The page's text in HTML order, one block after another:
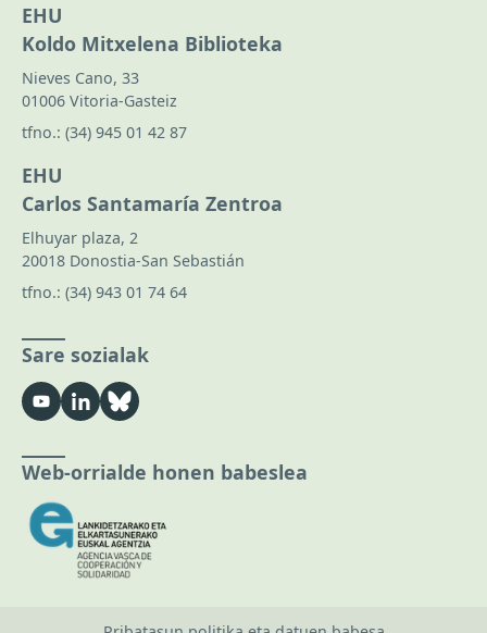
EHU
Koldo Mitxelena Biblioteka
Nieves Cano, 33
01006 Vitoria-Gasteiz
tfno.: (34) 945 01 42 87
EHU
Carlos Santamaría Zentroa
Elhuyar plaza, 2
20018 Donostia-San Sebastián
tfno.: (34) 943 01 74 64
Sare sozialak
Web-orrialde honen babeslea